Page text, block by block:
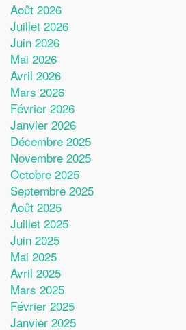
Août 2026
Juillet 2026
Juin 2026
Mai 2026
Avril 2026
Mars 2026
Février 2026
Janvier 2026
Décembre 2025
Novembre 2025
Octobre 2025
Septembre 2025
Août 2025
Juillet 2025
Juin 2025
Mai 2025
Avril 2025
Mars 2025
Février 2025
Janvier 2025